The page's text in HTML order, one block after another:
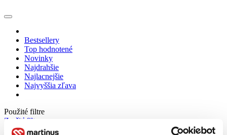
Bestsellery
Top hodnotené
Novinky
Najdrahšie
Najlacnejšie
Najvyššia zľava
Použité filtre
Zrušiť filtre
dostupné